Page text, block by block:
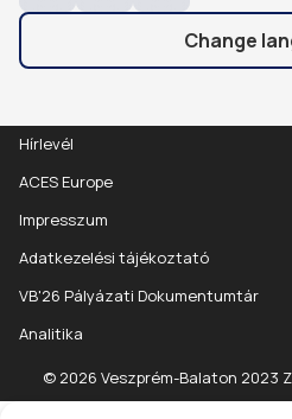
FacebookInstagramYouTube
Change
© 2026 Veszprém-Balaton 2023
Hírlevél
ACES Europe
Impresszum
Adatkezelési tájékoztató
VB'26 Pályázati Dokumentumtár
Analitika